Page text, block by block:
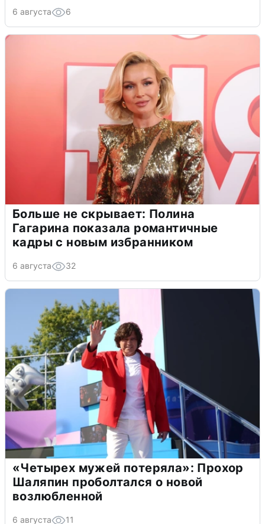
6 августа 6
Больше не скрывает: Полина
Гагарина показала романтичные
кадры с новым избранником
6 августа 32
«Четырех мужей потеряла»: Прохор
Шаляпин проболтался о новой
возлюбленной
6 августа 11